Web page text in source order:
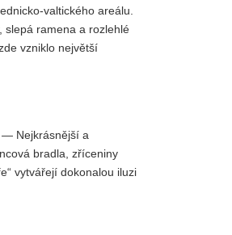
valtického areálu.
slepá ramena a rozlehlé
vzniklo největší
Nejkrásnější a
bradla, zříceniny
vytvářejí dokonalou iluzi